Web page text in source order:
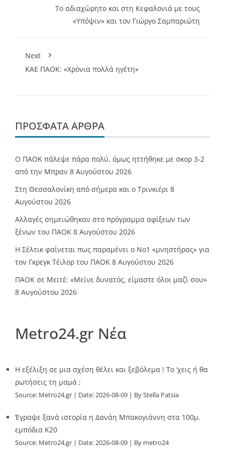
Το αδιαχώρητο και στη Κεφαλονιά με τους
«Υπόψιν» και τον Γιώργο Σαμπαριώτη
Next
KAE ΠΑΟΚ: «Χρόνια πολλά ηγέτη»
ΠΡΌΣΦΑΤΑ ΆΡΘΡΑ
Ο ΠΑΟΚ πάλεψε πάρα πολύ, όμως ηττήθηκε με σκορ 3-2
από την Μπραν 8 Αυγούστου 2026
Στη Θεσσαλονίκη από σήμερα και ο Τρινκιέρι 8
Αυγούστου 2026
Αλλαγές σημειώθηκαν στο πρόγραμμα αφίξεων των
ξένων του ΠΑΟΚ 8 Αυγούστου 2026
Η Σέλτικ φαίνεται πως παραμένει ο Νο1 «μνηστήρας» για
τον Γκρεγκ Τέιλορ του ΠΑΟΚ 8 Αυγούστου 2026
ΠΑΟΚ σε Μεϊτέ: «Μείνε δυνατός, είμαστε όλοι μαζί σου»
8 Αυγούστου 2026
Metro24.gr Νέα
Η εξέλιξη σε μια σχέση θέλει και ξεβόλεμα ! Το ‘χεις ή θα
ρωτήσεις τη μαμά ;
Source: Metro24.gr Date: 2026-08-09 By Stella Patsia
Έγραψε ξανά ιστορία η Δανάη Μπακογιάννη στα 100μ.
εμπόδια Κ20
Source: Metro24.gr Date: 2026-08-09 By metro24